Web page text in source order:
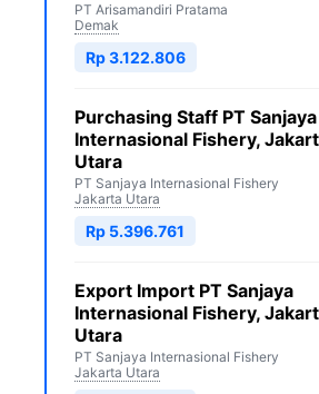
PT Arisamandiri Pratama
Demak
Rp 3.122.806
Purchasing Staff PT Sanjaya
Internasional Fishery,
Utara
PT Sanjaya Internasional Fishery
Jakarta Utara
Rp 5.396.761
Export Import PT Sanjaya
Internasional Fishery,
Utara
PT Sanjaya Internasional Fishery
Jakarta Utara